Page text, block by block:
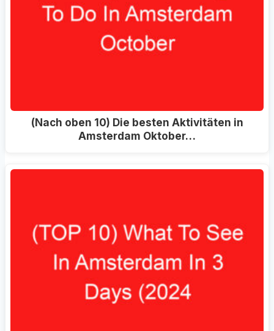
(Nach oben 10) Die besten Aktivitäten in
Amsterdam Oktober…